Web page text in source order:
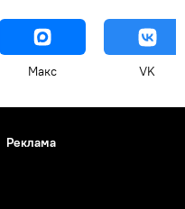
Макс VK
Реклама